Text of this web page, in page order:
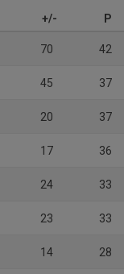
+/- P
70 42
45 37
20 37
17 36
24 33
23 33
14 28